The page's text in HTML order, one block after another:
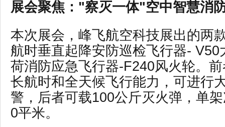
展会聚焦： "察灭一体"空中智慧消
本次展会，峰飞航空科技展出的两
航时垂直起降安防巡检飞行器- V50
荷消防应急飞行器-F240风火轮。
长航时和全天候飞行能力，可进行
警，后者可载100公斤灭火弹，单
0平米。